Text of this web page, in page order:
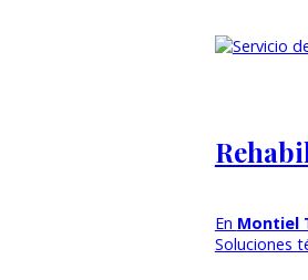
En Montiel
Soluciones